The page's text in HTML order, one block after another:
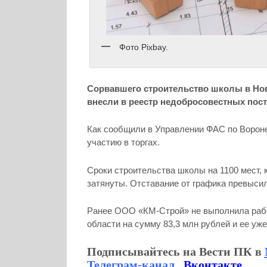
Фото Pixbay.
Сорвавшего строительство школы в
внесли в реестр недобросовестных
Как сообщили в Управлении ФАС по
участию в торгах.
Сроки строительства школы на 1100
затянуты. Отставание от графика
Ранее ООО «КМ-Строй» не выполнила
области на сумму 83,3 млн рублей и ее
Подписывайтесь на Вести ПК в